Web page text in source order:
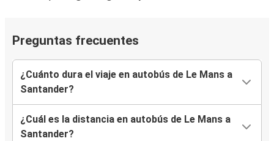
Preguntas frecuentes
¿Cuánto dura el viaje en autobús de Le Mans a
Santander?
¿Cuál es la distancia en autobús de Le Mans a
Santander?